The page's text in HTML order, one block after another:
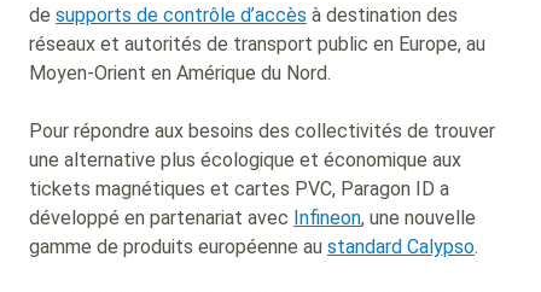
de supports de contrôle d’accès à destination des
réseaux et autorités de transport public en Europe, au
Moyen-Orient en Amérique du Nord.
Pour répondre aux besoins des collectivités de trouver
une alternative plus écologique et économique aux
tickets magnétiques et cartes PVC, Paragon ID a
développé en partenariat avec Infineon, une nouvelle
gamme de produits européenne au standard Calypso.